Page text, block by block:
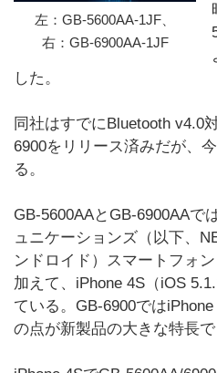
左：GB-5600AA-1JF、
右：GB-6900AA-1JF
した。
同社はすでにBluetooth v4.0
6900をリリース済みだが、
る。
GB-5600AAとGB-6900AAで
ュニケーションズ（以下、
ンドロイド）スマートフォ
加えて、iPhone 4S（iOS
ている。GB-6900では
の点が新製品の大きな特長で